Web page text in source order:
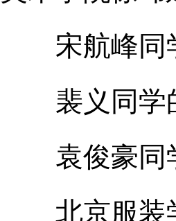
宋航峰同
裴义同学
袁俊豪同
北京服装学